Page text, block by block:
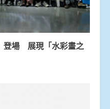
登場 展現「水彩畫之